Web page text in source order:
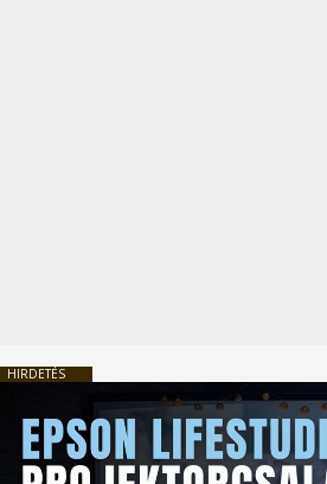
HIRDETÉS